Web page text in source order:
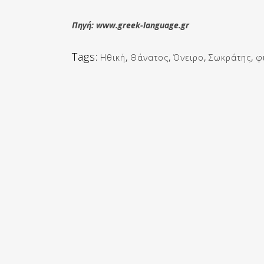
Πηγή: www.greek-language.gr
Tags: Ηθική, Θάνατος, Όνειρο, Σωκράτης,